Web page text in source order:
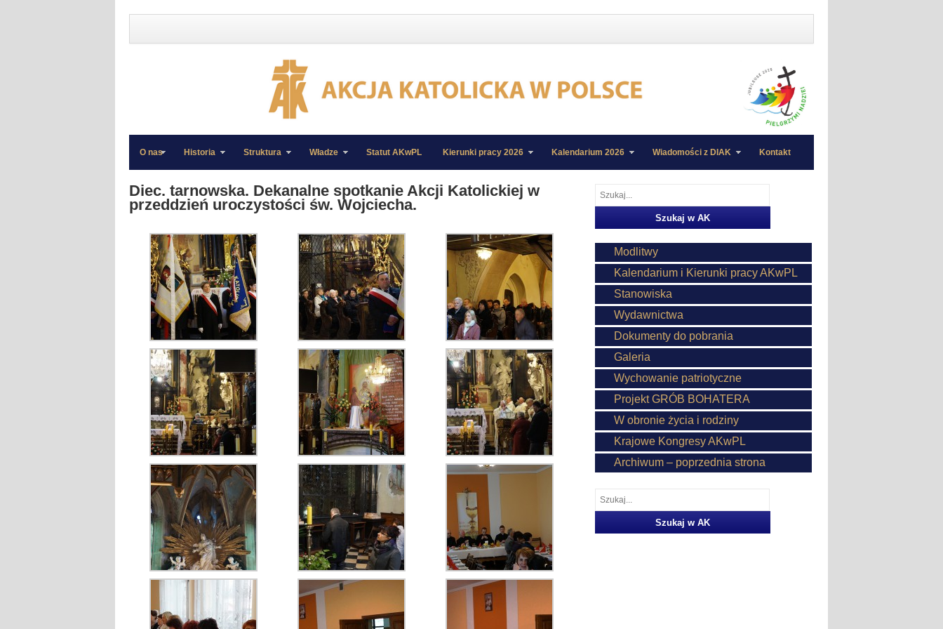
»
»
O nas Historia Struktura Władze Statut AKwPL Kierunki pracy 2026 Kalendarium 2026 Wiadomości z DIAK Kontakt
Diec. tarnowska. Dekanalne spotkanie Akcji Katolickiej w
przeddzień uroczystości św. Wojciecha.
Modlitwy
Kalendarium i Kierunki pracy AKwPL
Stanowiska
Wydawnictwa
Dokumenty do pobrania
Galeria
Wychowanie patriotyczne
Projekt GRÓB BOHATERA
W obronie życia i rodziny
Krajowe Kongresy AKwPL
Archiwum – poprzednia strona